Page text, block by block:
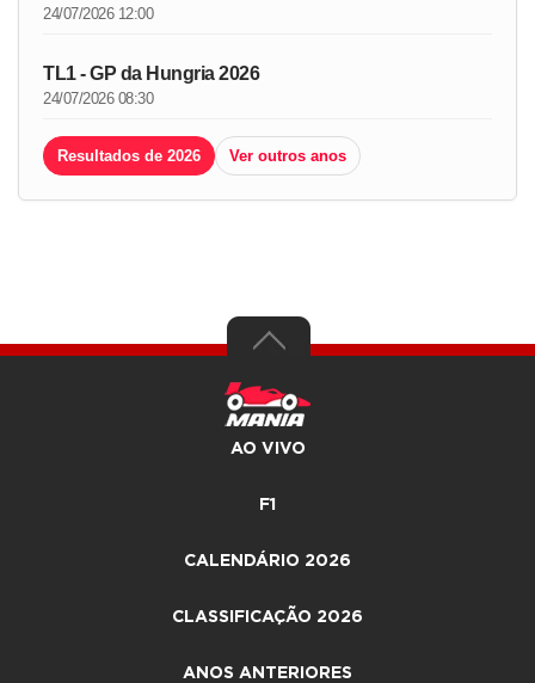
24/07/2026 12:00
TL1 - GP da Hungria 2026
24/07/2026 08:30
Resultados de 2026 Ver outros anos
AO VIVO
F1
CALENDÁRIO 2026
CLASSIFICAÇÃO 2026
ANOS ANTERIORES